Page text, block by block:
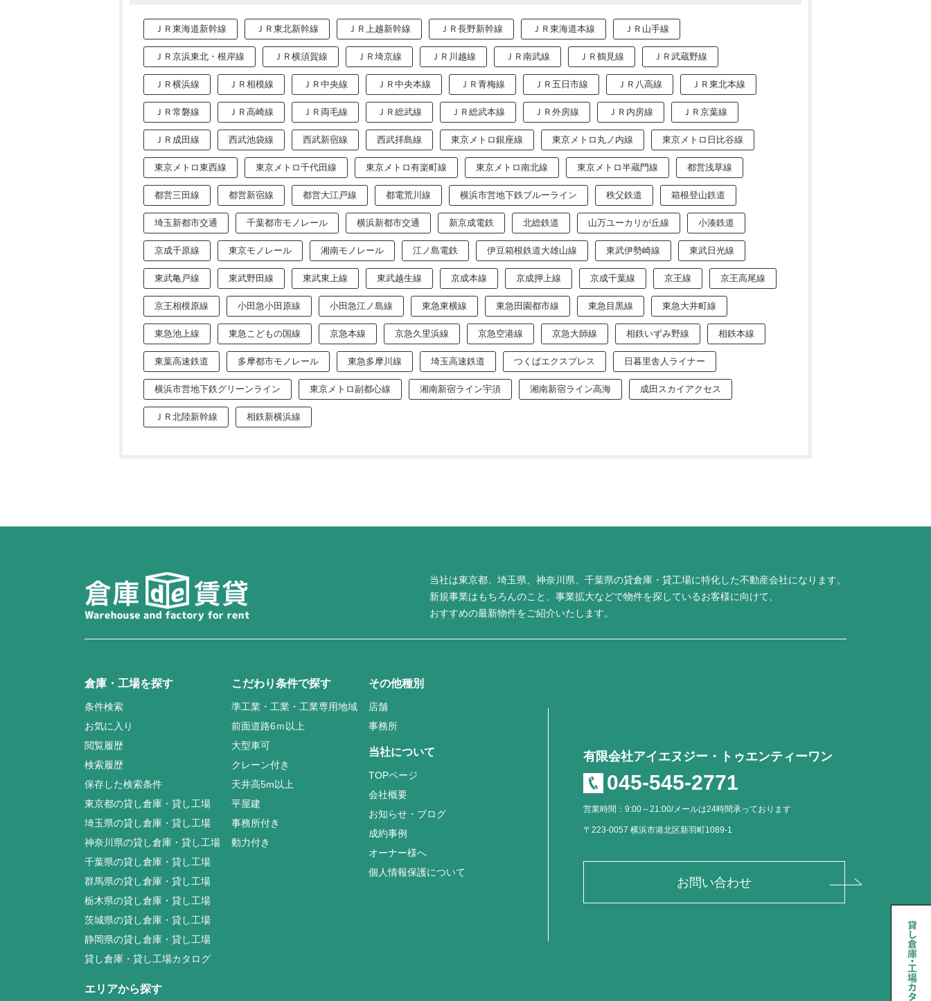
ＪＲ東海道新幹線 ＪＲ東北新幹線 ＪＲ上越新幹線 ＪＲ長野新幹線 ＪＲ東海道本線 ＪＲ山手線
ＪＲ京浜東北・根岸線 ＪＲ横須賀線 ＪＲ埼京線 ＪＲ川越線 ＪＲ南武線 ＪＲ鶴見線 ＪＲ武蔵野線
ＪＲ横浜線 ＪＲ相模線 ＪＲ中央線 ＪＲ中央本線 ＪＲ青梅線 ＪＲ五日市線 ＪＲ八高線 ＪＲ東北本線
ＪＲ常磐線 ＪＲ高崎線 ＪＲ両毛線 ＪＲ総武線 ＪＲ総武本線 ＪＲ外房線 ＪＲ内房線 ＪＲ京葉線
ＪＲ成田線 西武池袋線 西武新宿線 西武拝島線 東京メトロ銀座線 東京メトロ丸ノ内線 東京メトロ日比谷線
東京メトロ東西線 東京メトロ千代田線 東京メトロ有楽町線 東京メトロ南北線 東京メトロ半蔵門線 都営浅草線
都営三田線 都営新宿線 都営大江戸線 都電荒川線 横浜市営地下鉄ブルーライン 秩父鉄道 箱根登山鉄道
埼玉新都市交通 千葉都市モノレール 横浜新都市交通 新京成電鉄 北総鉄道 山万ユーカリが丘線 小湊鉄道
京成千原線 東京モノレール 湘南モノレール 江ノ島電鉄 伊豆箱根鉄道大雄山線 東武伊勢崎線 東武日光線
東武亀戸線 東武野田線 東武東上線 東武越生線 京成本線 京成押上線 京成千葉線 京王線 京王高尾線
京王相模原線 小田急小田原線 小田急江ノ島線 東急東横線 東急田園都市線 東急目黒線 東急大井町線
東急池上線 東急こどもの国線 京急本線 京急久里浜線 京急空港線 京急大師線 相鉄いずみ野線 相鉄本線
東葉高速鉄道 多摩都市モノレール 東急多摩川線 埼玉高速鉄道 つくばエクスプレス 日暮里舎人ライナー
横浜市営地下鉄グリーンライン 東京メトロ副都心線 湘南新宿ライン宇須 湘南新宿ライン高海 成田スカイアクセス
ＪＲ北陸新幹線 相鉄新横浜線
当社は東京都、埼玉県、神奈川県、千葉県の貸倉庫・貸工場に特化した不動産会社になります。
新規事業はもちろんのこと、事業拡大などで物件を探しているお客様に向けて、
おすすめの最新物件をご紹介いたします。
倉庫・工場を探す
条件検索
お気に入り
閲覧履歴
検索履歴
保存した検索条件
東京都の貸し倉庫・貸し工場
埼玉県の貸し倉庫・貸し工場
神奈川県の貸し倉庫・貸し工場
千葉県の貸し倉庫・貸し工場
群馬県の貸し倉庫・貸し工場
栃木県の貸し倉庫・貸し工場
茨城県の貸し倉庫・貸し工場
静岡県の貸し倉庫・貸し工場
貸し倉庫・貸し工場カタログ
こだわり条件で探す
準工業・工業・工業専用地域
前面道路6ｍ以上
大型車可
クレーン付き
天井高5m以上
平屋建
事務所付き
動力付き
その他種別
店舗
事務所
当社について
TOPページ
会社概要
お知らせ・ブログ
成約事例
オーナー様へ
個人情報保護について
有限会社アイエヌジー・トゥエンティーワン
045-545-2771
営業時間：9:00～21:00/メールは24時間承っております
〒223-0057 横浜市港北区新羽町1089-1
お問い合わせ
エリアから探す